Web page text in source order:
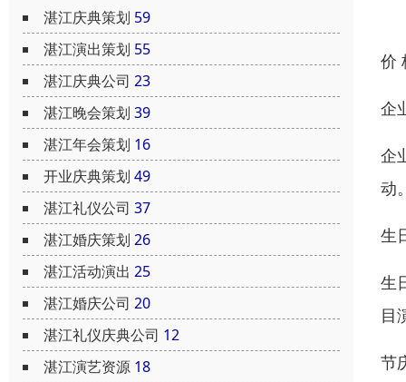
湛江庆典策划 59
湛江演出策划 55
湛江庆典公司 23
湛江晚会策划 39
湛江年会策划 16
开业庆典策划 49
湛江礼仪公司 37
湛江婚庆策划 26
湛江活动演出 25
湛江婚庆公司 20
湛江礼仪庆典公司 12
湛江演艺资源 18
价
企
企
动
生
生
目
节